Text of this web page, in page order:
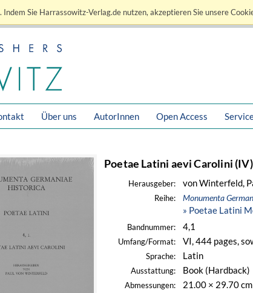
Sie Harrassowitz-Verlag.de nutzen, akzeptieren Sie unsere
Über uns AutorInnen Open Access
Poetae Latini aevi Carolini (IV)
Herausgeber: von Winterfeld,
Reihe: Monumenta
» Poetae Latini
Bandnummer: 4,1
Umfang/Format: VI, 444 pages,
Sprache: Latin
Ausstattung: Book (Hardback)
Abmessungen: 21.00 × 29.70 cm